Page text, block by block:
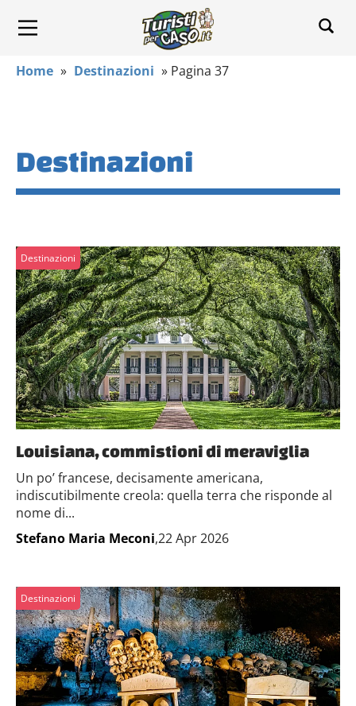
Home » Destinazioni » Pagina 37
Destinazioni
Destinazioni
Louisiana, commistioni di meraviglia
Un po’ francese, decisamente americana,
indiscutibilmente creola: quella terra che risponde al
nome di...
Stefano Maria Meconi,22 Apr 2026
Destinazioni